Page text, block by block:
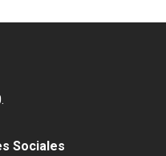
Sociales